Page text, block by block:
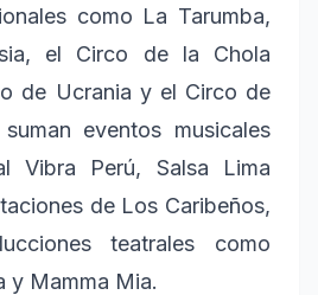
como La Tarumba,
el Circo de la Chola
de Ucrania y el Circo de
eventos musicales
Vibra Perú, Salsa Lima
de Los Caribeños,
teatrales como
y Mamma Mia.